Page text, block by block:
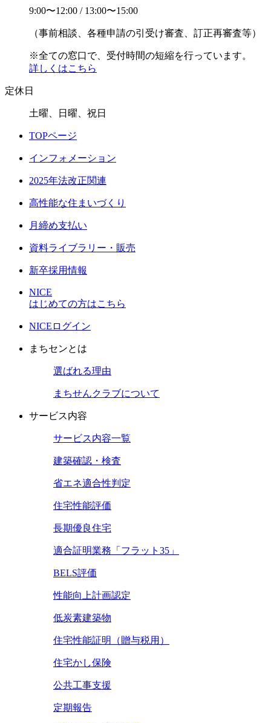
9:00〜12:00 / 13:00〜15:00
（事前相談、各種申請の引受け審査、訂正再審査等）
※全ての窓口で、受付時間の短縮を行っています。
詳しくはこちら
定休日
土曜、日曜、祝日
TOPページ
インフォメーション
2025年法改正関連
高性能な住まいづくり
月締め支払い
資料ライブラリー・販売
新卒採用情報
NICE
はじめての方はこちら
NICEログイン
まちセンとは
選ばれる理由
まちせんクラブについて
サービス内容
サービス内容一覧
建築確認・検査
省エネ適合性判定
住宅性能評価
長期優良住宅
適合証明業務「フラット35」
BELS評価
性能向上計画認定
低炭素建築物
住宅性能証明（贈与税用）
住宅かし保険
公共工事支援
定期報告